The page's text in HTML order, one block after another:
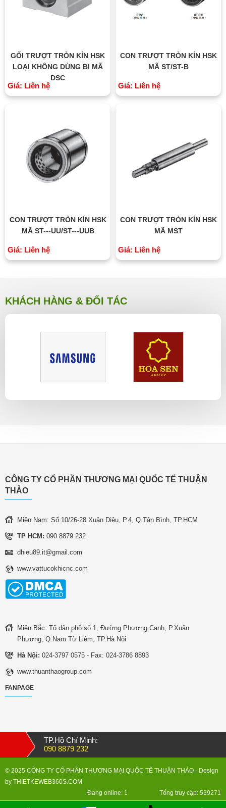
GỐI TRƯỢT TRÒN KÍN HSK
LOẠI KHÔNG DÙNG BI MÃ
DSC
Giá: Liên hệ
CON TRƯỢT TRÒN KÍN HSK
MÃ ST/ST-B
Giá: Liên hệ
CON TRƯỢT TRÒN KÍN HSK
MÃ ST---UU/ST---UUB
Giá: Liên hệ
CON TRƯỢT TRÒN KÍN HSK
MÃ MST
Giá: Liên hệ
KHÁCH HÀNG & ĐỐI TÁC
CÔNG TY CỔ PHẦN THƯƠNG MẠI QUỐC TẾ THUẬN
THẢO
Miền Nam: Số 10/26-28 Xuân Diệu, P.4, Q.Tân Bình, TP.HCM
TP HCM: 090 8879 232
dhieu89.it@gmail.com
www.vattucokhicnc.com
Miền Bắc: Tổ dân phố số 1, Đường Phương Canh, P.Xuân
Phương, Q.Nam Từ Liêm, TP.Hà Nội
Hà Nội: 024-3797 0575 - Fax: 024-3786 8893
www.thuanthaogroup.com
FANPAGE
TP.Hồ Chí Minh:
090 8879 232
© 2025 CÔNG TY CỔ PHẦN THƯƠNG MẠI QUỐC TẾ THUẬN THẢO - Design
by THIETKEWEB360S.COM
Đang online: 1
Tổng truy cập: 539271